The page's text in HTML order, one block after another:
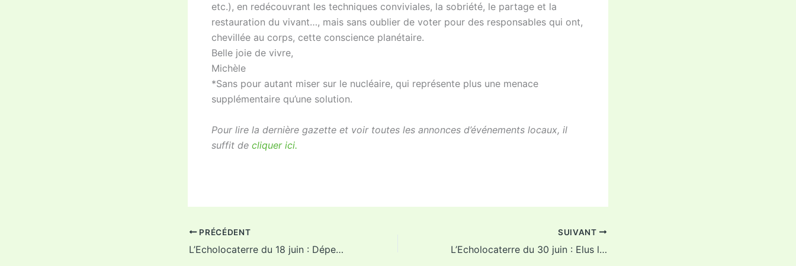
etc.), en redécouvrant les techniques conviviales, la sobriété, le partage et la
restauration du vivant…, mais sans oublier de voter pour des responsables qui ont,
chevillée au corps, cette conscience planétaire.
Belle joie de vivre,
Michèle
*Sans pour autant miser sur le nucléaire, qui représente plus une menace
supplémentaire qu’une solution.
Pour lire la dernière gazette et voir toutes les annonces d’événements locaux, il
suffit de cliquer ici.
PRÉCÉDENT
L’Echolocaterre du 18 juin : Dépenser… ou investir ?
SUIVANT
L’Echolocaterre du 30 juin : Elus locaux, il faut verdir !